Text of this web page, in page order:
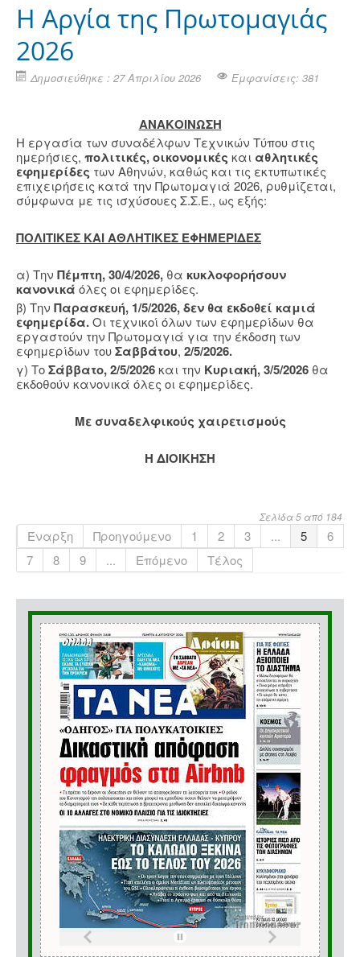
H Αργία της Πρωτομαγιάς
2026
Δημοσιεύθηκε : 27 Απριλίου 2026 Εμφανίσεις: 381
ΑΝΑΚΟΙΝΩΣΗ
Η εργασία των συναδέλφων Τεχνικών Τύπου στις
ημερήσιες, πολιτικές, οικονομικές και αθλητικές
εφημερίδες των Αθηνών, καθώς και τις εκτυπωτικές
επιχειρήσεις κατά την Πρωτομαγιά 2026, ρυθμίζεται,
σύμφωνα με τις ισχύσουες Σ.Σ.Ε., ως εξής:
ΠΟΛΙΤΙΚΕΣ ΚΑΙ ΑΘΛΗΤΙΚΕΣ ΕΦΗΜΕΡΙΔΕΣ
α) Την Πέμπτη, 30/4/2026, θα κυκλοφορήσουν
κανονικά όλες οι εφημερίδες.
β) Την Παρασκευή, 1/5/2026,δεν θα εκδοθεί καμιά
εφημερίδα.Οι τεχνικοί όλων των εφημερίδων θα
εργαστούν την Πρωτομαγιά για την έκδοση των
εφημερίδων τουΣαββάτου, 2/5/2026.
γ) ΤοΣάββατο, 2/5/2026και την Κυριακή, 3/5/2026 θα
εκδοθούν κανονικά όλες οι εφημερίδες.
Με συναδελφικούς χαιρετισμούς
Η ΔΙΟΙΚΗΣΗ
Σελίδα 5 από 184
Έναρξη Προηγούμενο 1 2 3 ... 5
6
7
8 9 ... Επόμενο Τέλος